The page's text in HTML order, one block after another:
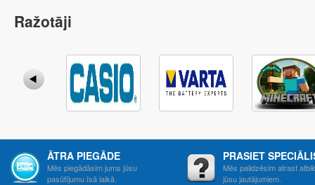
Ražotāji
ĀTRA PIEGĀDE
Mēs piegādāsim jums jūsu
pasūtījumu īsā laikā.
PRASIET
Mēs palidzēsim atrast
jūsu jautājumiem.